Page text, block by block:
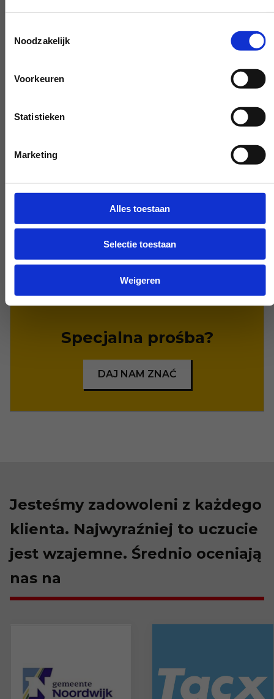
Noodzakelijk
Voorkeuren
Statistieken
Marketing
Alles toestaan
Selectie toestaan
Weigeren
Nasi eksperci zapewnią jasność na
Potrzebujesz naszej pomocy poza
godzinami pracy? Podejmij decyzję, a my
ją zrealizujemy - o ile będzie to możliwe.
Specjalna prośba?
DAJ NAM ZNAĆ
Jesteśmy zadowoleni z każdego
klienta. Najwyraźniej to uczucie
jest wzajemne. Średnio oceniają
nas na